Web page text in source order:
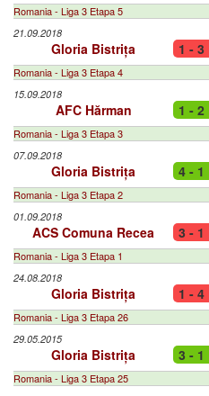
Romania - Liga 3 Etapa 5
21.09.2018
Gloria Bistrița 1 - 3
Romania - Liga 3 Etapa 4
15.09.2018
AFC Hărman 1 - 2
Romania - Liga 3 Etapa 3
07.09.2018
Gloria Bistrița 4 - 1
Romania - Liga 3 Etapa 2
01.09.2018
ACS Comuna Recea 3 - 1
Romania - Liga 3 Etapa 1
24.08.2018
Gloria Bistrița 1 - 4
Romania - Liga 3 Etapa 26
29.05.2015
Gloria Bistrița 3 - 1
Romania - Liga 3 Etapa 25